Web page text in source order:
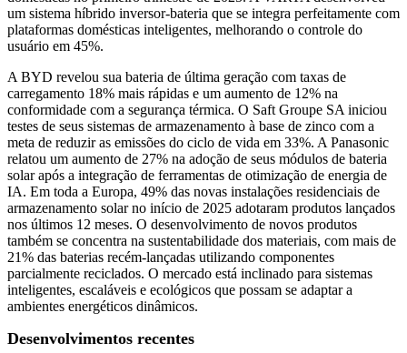
um sistema híbrido inversor-bateria que se integra perfeitamente com
plataformas domésticas inteligentes, melhorando o controle do
usuário em 45%.
A BYD revelou sua bateria de última geração com taxas de
carregamento 18% mais rápidas e um aumento de 12% na
conformidade com a segurança térmica. O Saft Groupe SA iniciou
testes de seus sistemas de armazenamento à base de zinco com a
meta de reduzir as emissões do ciclo de vida em 33%. A Panasonic
relatou um aumento de 27% na adoção de seus módulos de bateria
solar após a integração de ferramentas de otimização de energia de
IA. Em toda a Europa, 49% das novas instalações residenciais de
armazenamento solar no início de 2025 adotaram produtos lançados
nos últimos 12 meses. O desenvolvimento de novos produtos
também se concentra na sustentabilidade dos materiais, com mais de
21% das baterias recém-lançadas utilizando componentes
parcialmente reciclados. O mercado está inclinado para sistemas
inteligentes, escaláveis ​​e ecológicos que possam se adaptar a
ambientes energéticos dinâmicos.
Desenvolvimentos recentes